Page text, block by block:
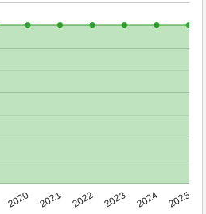
2020 2021 2022 2023 2024 2025